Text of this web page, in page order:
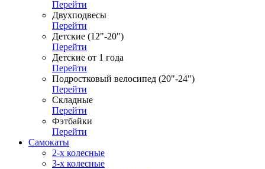
Перейти
Двухподвесы
Перейти
Детские (12"-20")
Перейти
Детские от 1 года
Перейти
Подростковый велосипед (20"-24")
Перейти
Складные
Перейти
Фэтбайки
Перейти
Самокаты
2-х колесные
3-х колесные